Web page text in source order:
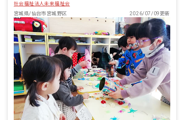
社会福祉法人未来福祉会
宮城県/仙台市宮城野区
2026/07/09更新